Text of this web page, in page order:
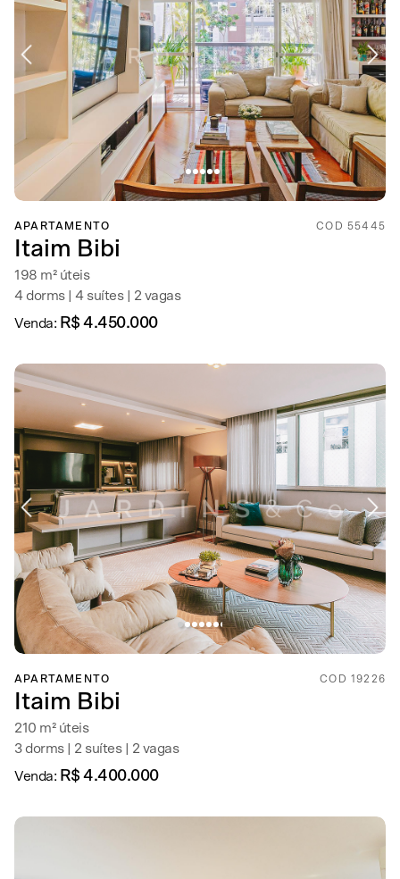
APARTAMENTO COD 55445
Itaim Bibi
198 m² úteis
4 dorms | 4 suítes | 2 vagas
Venda: R$ 4.450.000
APARTAMENTO COD 19226
Itaim Bibi
210 m² úteis
3 dorms | 2 suítes | 2 vagas
Venda: R$ 4.400.000